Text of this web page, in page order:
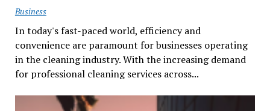
Business
In today's fast-paced world, efficiency and
convenience are paramount for businesses operating
in the cleaning industry. With the increasing demand
for professional cleaning services across...